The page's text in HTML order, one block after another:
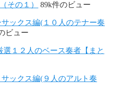
その１）
89k件のビュー
ックス編(１０人のテナー奏
ビュー
選１２人のベース奏者【まと
ックス編(９人のアルト奏